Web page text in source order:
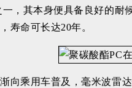
，其本身便具备良好的
寿命可长达20年。
向乘用车普及，毫米波雷